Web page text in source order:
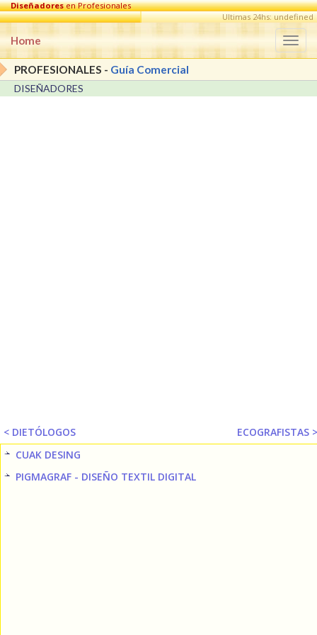
Diseñadoresen Profesionales
Ultimas 24hs: undefined
Home
PROFESIONALES - Guía Comercial
DISEÑADORES
< DIETÓLOGOS
ECOGRAFISTAS >
CUAK DESING
PIGMAGRAF - DISEÑO TEXTIL DIGITAL